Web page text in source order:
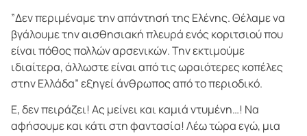
”Δεν περιμέναμε την απάντησή της Ελένης. Θέλαμε να
βγάλουμε την αισθησιακή πλευρά ενός κοριτσιού που
είναι πόθος πολλών αρσενικών. Την εκτιμούμε
ιδιαίτερα, άλλωστε είναι από τις ωραιότερες κοπέλες
στην Ελλάδα” εξηγεί άνθρωπος από το περιοδικό.
Ε, δεν πειράζει! Ας μείνει και καμιά ντυμένη…! Να
αφήσουμε και κάτι στη φαντασία! Λέω τώρα εγώ, μια